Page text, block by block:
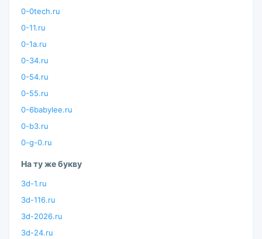
0-0tech.ru
0-11.ru
0-1a.ru
0-34.ru
0-54.ru
0-55.ru
0-6babylee.ru
0-b3.ru
0-g-0.ru
На ту же букву
3d-1.ru
3d-116.ru
3d-2026.ru
3d-24.ru